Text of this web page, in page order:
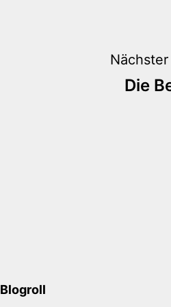
Die
Blogroll